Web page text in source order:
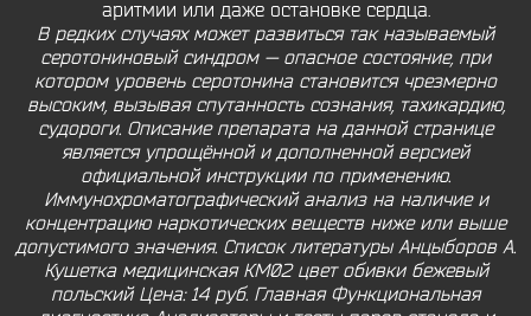
аритмии или даже остановке сердца.
В редких случаях может развиться так называемый
серотониновый синдром — опасное состояние, при
котором уровень серотонина становится чрезмерно
высоким, вызывая спутанность сознания, тахикардию,
судороги. Описание препарата на данной странице
является упрощённой и дополненной версией
официальной инструкции по применению.
Иммунохроматографический анализ на наличие и
концентрацию наркотических веществ ниже или выше
допустимого значения. Список литературы Анцыборов А.
Кушетка медицинская КМ02 цвет обивки бежевый
польский Цена: 14 руб. Главная Функциональная